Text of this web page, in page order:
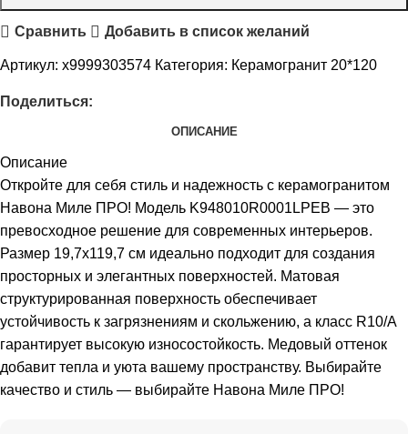
Сравнить Добавить в список желаний
Артикул: х9999303574 Категория: Керамогранит 20*120
Поделиться:
ОПИСАНИЕ
Описание
Откройте для себя стиль и надежность с керамогранитом
Навона Миле ПРО! Модель K948010R0001LPEB — это
превосходное решение для современных интерьеров.
Размер 19,7х119,7 см идеально подходит для создания
просторных и элегантных поверхностей. Матовая
структурированная поверхность обеспечивает
устойчивость к загрязнениям и скольжению, а класс R10/A
гарантирует высокую износостойкость. Медовый оттенок
добавит тепла и уюта вашему пространству. Выбирайте
качество и стиль — выбирайте Навона Миле ПРО!